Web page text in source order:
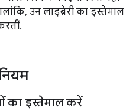
उन लाइब्रेरी का इस्तेमाल
का इस्तेमाल करें